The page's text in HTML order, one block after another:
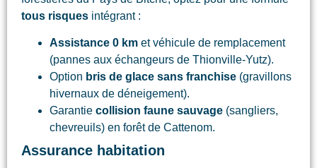
tous risques intégrant :
Assistance 0 km et véhicule de remplacement
(pannes aux échangeurs de Thionville-Yutz).
Option bris de glace sans franchise (gravillons
hivernaux de déneigement).
Garantie collision faune sauvage (sangliers,
chevreuils) en forêt de Cattenom.
Assurance habitation